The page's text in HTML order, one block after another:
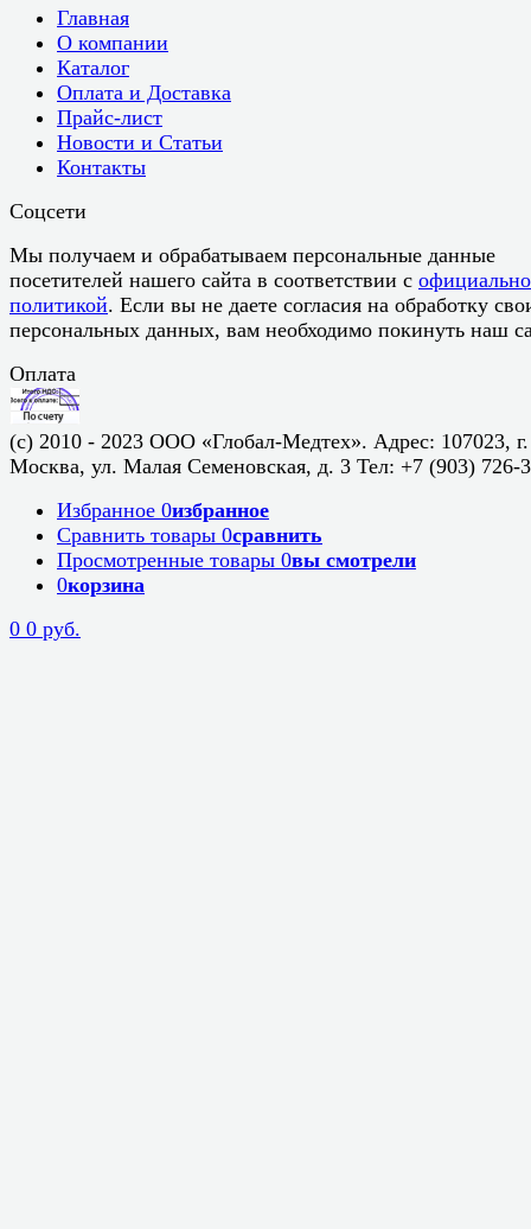
Главная
О компании
Каталог
Оплата и Доставка
Прайс-лист
Новости и Статьи
Контакты
Соцсети
Мы получаем и обрабатываем персональные данные
посетителей нашего сайта в соответствии с
политикой. Если вы не даете согласия на обработку
персональных данных, вам необходимо покинуть наш
Оплата
(c) 2010 - 2023 ООО «Глобал-Медтех». Адрес: 107023, г.
Москва, ул. Малая Семеновская, д. 3 Тел: +7 (903) 726-
Избранное 0избранное
Сравнить товары 0сравнить
Просмотренные товары 0вы смотрели
0корзина
0 0 руб.